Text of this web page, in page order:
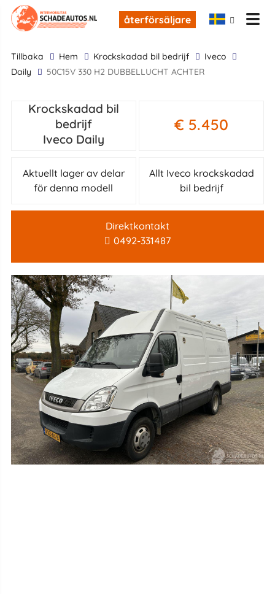
återförsäljare
tillbaka Hem krockskadad bil bedrijf
Iveco
Daily
50C15V 330 H2 DUBBELLUCHT ACHTER
Krockskadad bil
bedrijf
Iveco Daily
€ 5.450
Aktuellt lager av delar
för denna modell
Allt Iveco krockskadad
bil bedrijf
Direktkontakt
0492-331487